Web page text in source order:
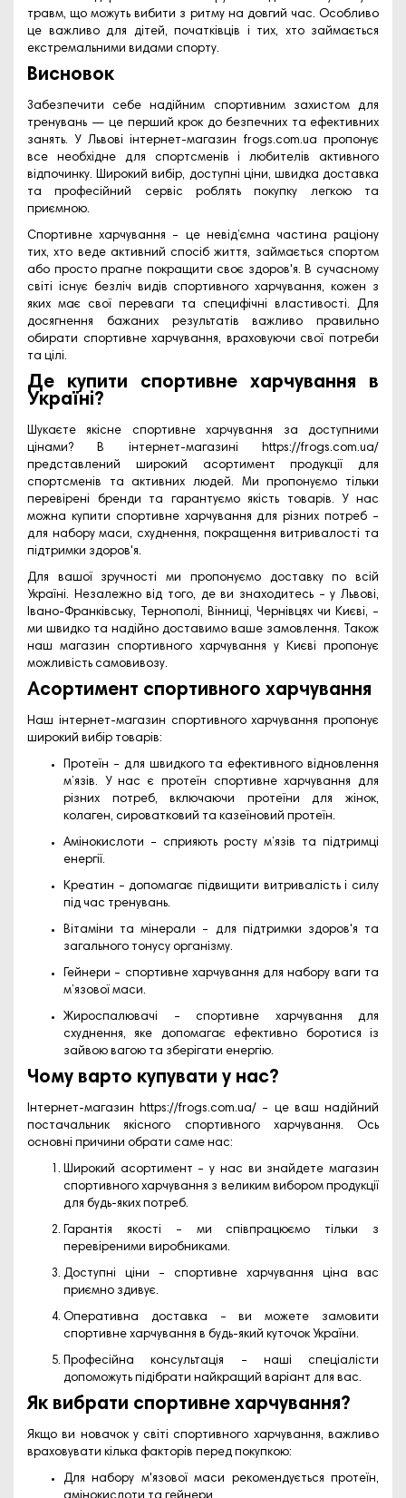
травм, що можуть вибити з ритму на довгий час. Особливо
це важливо для дітей, початківців і тих, хто займається
екстремальними видами спорту.
Висновок
Забезпечити себе надійним спортивним захистом для
тренувань — це перший крок до безпечних та ефективних
занять. У Львові інтернет-магазин frogs.com.ua пропонує
все необхідне для спортсменів і любителів активного
відпочинку. Широкий вибір, доступні ціни, швидка доставка
та професійний сервіс роблять покупку легкою та
приємною.
Спортивне харчування – це невід’ємна частина раціону
тих, хто веде активний спосіб життя, займається спортом
або просто прагне покращити своє здоров'я. В сучасному
світі існує безліч видів спортивного харчування, кожен з
яких має свої переваги та специфічні властивості. Для
досягнення бажаних результатів важливо правильно
обирати спортивне харчування, враховуючи свої потреби
та цілі.
Де купити спортивне харчування в
Україні?
Шукаєте якісне спортивне харчування за доступними
цінами? В інтернет-магазині https://frogs.com.ua/
представлений широкий асортимент продукції для
спортсменів та активних людей. Ми пропонуємо тільки
перевірені бренди та гарантуємо якість товарів. У нас
можна купити спортивне харчування для різних потреб –
для набору маси, схуднення, покращення витривалості та
підтримки здоров'я.
Для вашої зручності ми пропонуємо доставку по всій
Україні. Незалежно від того, де ви знаходитесь – у Львові,
Івано-Франківську, Тернополі, Вінниці, Чернівцях чи Києві, –
ми швидко та надійно доставимо ваше замовлення. Також
наш магазин спортивного харчування у Києві пропонує
можливість самовивозу.
Асортимент спортивного харчування
Наш інтернет-магазин спортивного харчування пропонує
широкий вибір товарів:
Протеїн – для швидкого та ефективного відновлення
м’язів. У нас є протеїн спортивне харчування для
різних потреб, включаючи протеїни для жінок,
колаген, сироватковий та казеїновий протеїн.
Амінокислоти – сприяють росту м’язів та підтримці
енергії.
Креатин – допомагає підвищити витривалість і силу
під час тренувань.
Вітаміни та мінерали – для підтримки здоров'я та
загального тонусу організму.
Гейнери – спортивне харчування для набору ваги та
м’язової маси.
Жироспалювачі – спортивне харчування для
схуднення, яке допомагає ефективно боротися із
зайвою вагою та зберігати енергію.
Чому варто купувати у нас?
Інтернет-магазинhttps://frogs.com.ua/ – це ваш надійний
постачальник якісного спортивного харчування. Ось
основні причини обрати саме нас:
Широкий асортимент – у нас ви знайдете магазин
спортивного харчування з великим вибором продукції
для будь-яких потреб.
Гарантія якості – ми співпрацюємо тільки з
перевіреними виробниками.
Доступні ціни – спортивне харчування ціна вас
приємно здивує.
Оперативна доставка – ви можете замовити
спортивне харчування в будь-який куточок України.
Професійна консультація – наші спеціалісти
допоможуть підібрати найкращий варіант для вас.
Як вибрати спортивне харчування?
Якщо ви новачок у світі спортивного харчування, важливо
враховувати кілька факторів перед покупкою:
Для набору м'язової маси рекомендується протеїн,